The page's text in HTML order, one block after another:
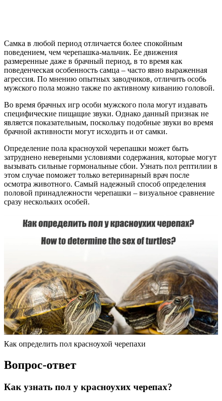
Самка в любой период отличается более спокойным
поведением, чем черепашка-мальчик. Ее движения
размеренные даже в брачный период, в то время как
поведенческая особенность самца – часто явно выраженная
агрессия. По мнению опытных заводчиков, отличить особь
мужского пола можно также по активному киванию головой.
Во время брачных игр особи мужского пола могут издавать
специфические пищащие звуки. Однако данный признак не
является показательным, поскольку подобные звуки во время
брачной активности могут исходить и от самки.
Определение пола красноухой черепашки может быть
затруднено неверными условиями содержания, которые могут
вызывать сильные гормональные сбои. Узнать пол рептилии в
этом случае поможет только ветеринарный врач после
осмотра животного. Самый надежный способ определения
половой принадлежности черепашки – визуальное сравнение
сразу нескольких особей.
Как определить пол красноухой черепахи
Вопрос-ответ
Как узнать пол у красноухих черепах?